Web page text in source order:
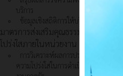
บริการ
ข้อมูลเชิงสถิติการให้บริการ
มาตรการส่งเสริมคุณธรรมและความ
โปร่งใสภายในหน่วยงาน
การวิเคราะห์ผลการประเมินคุณธรรม
ความโปร่งใสในการดำเนินงานของหน่วย